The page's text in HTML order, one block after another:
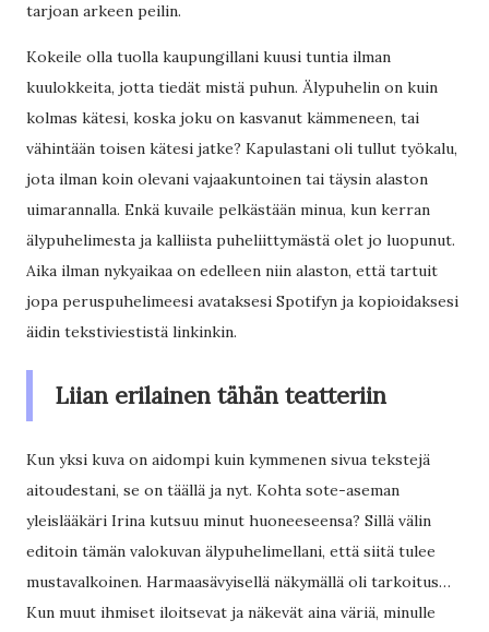
tarjoan arkeen peilin.
Kokeile olla tuolla kaupungillani kuusi tuntia ilman
kuulokkeita, jotta tiedät mistä puhun. Älypuhelin on kuin
kolmas kätesi, koska joku on kasvanut kämmeneen, tai
vähintään toisen kätesi jatke? Kapulastani oli tullut työkalu,
jota ilman koin olevani vajaakuntoinen tai täysin alaston
uimarannalla. Enkä kuvaile pelkästään minua, kun kerran
älypuhelimesta ja kalliista puheliittymästä olet jo luopunut.
Aika ilman nykyaikaa on edelleen niin alaston, että tartuit
jopa peruspuhelimeesi avataksesi Spotifyn ja kopioidaksesi
äidin tekstiviestistä linkinkin.
Liian erilainen tähän teatteriin
Kun yksi kuva on aidompi kuin kymmenen sivua tekstejä
aitoudestani, se on täällä ja nyt. Kohta sote-aseman
yleislääkäri Irina kutsuu minut huoneeseensa? Sillä välin
editoin tämän valokuvan älypuhelimellani, että siitä tulee
mustavalkoinen. Harmaasävyisellä näkymällä oli tarkoitus…
Kun muut ihmiset iloitsevat ja näkevät aina väriä, minulle